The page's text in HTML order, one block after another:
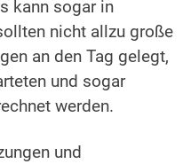
kann sogar in
nicht allzu große
an den Tag gelegt,
und sogar
werden.
und